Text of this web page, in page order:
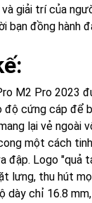
giải trí của
bạn đồng hành
M2 Pro 2023
độ cứng cáp để
lại vẻ ngoài
một cách
đập. Logo "quả
lưng, thu hút
dày chỉ 16.8